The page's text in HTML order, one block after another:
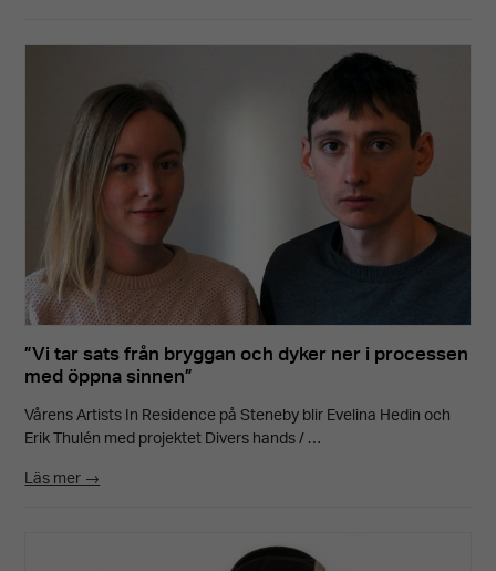
”Vi tar sats från bryggan och dyker ner i processen
med öppna sinnen”
Vårens Artists In Residence på Steneby blir Evelina Hedin och
Erik Thulén med projektet Divers hands / …
Läs mer →